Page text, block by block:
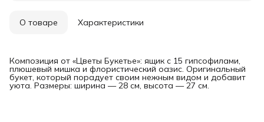
О товаре Характеристики
Композиция от «Цветы Букетье»: ящик с 15 гипсофилами,
плюшевый мишка и флористический оазис. Оригинальный
букет, который порадует своим нежным видом и добавит
уюта. Размеры: ширина — 28 см, высота — 27 см.